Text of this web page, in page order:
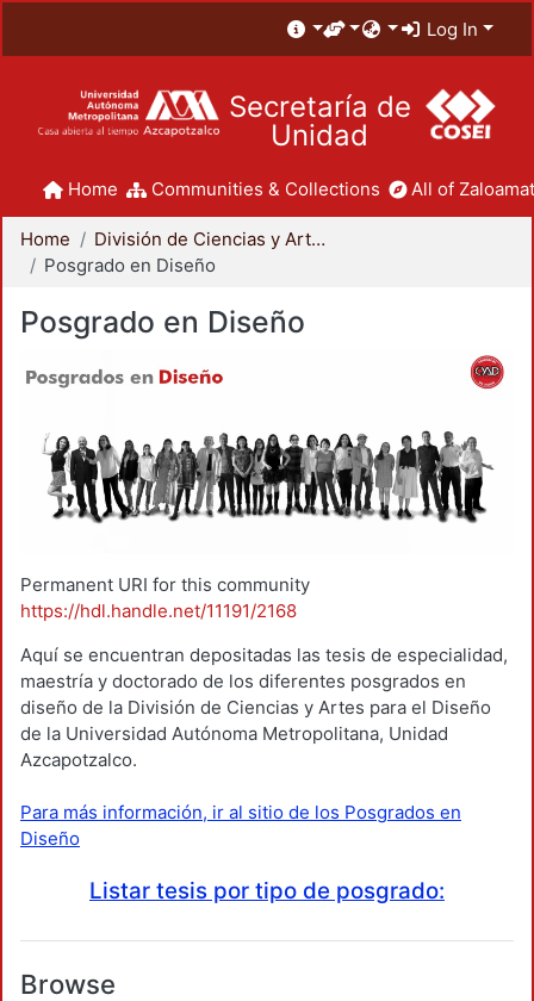
Log In
Secretaría de
Unidad
Home Communities & Collections All of
Home
División de Ciencias y Artes para el Diseño
Posgrado en Diseño
Posgrado en Diseño
Permanent URI for this community
https://hdl.handle.net/11191/2168
Aquí se encuentran depositadas las tesis de especialidad,
maestría y doctorado de los diferentes posgrados en
diseño de la División de Ciencias y Artes para el Diseño
de la Universidad Autónoma Metropolitana, Unidad
Azcapotzalco.
Para más información, ir al sitio de los Posgrados en
Diseño
Listar tesis por tipo de posgrado:
Browse